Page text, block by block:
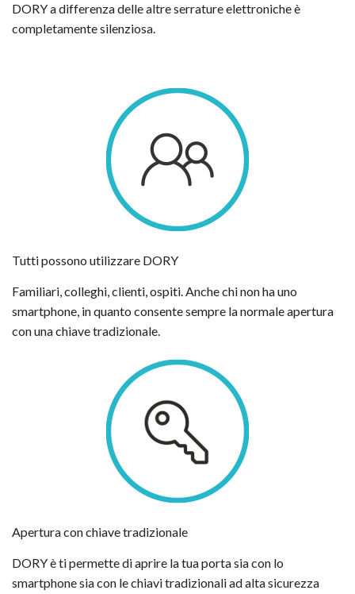
DORY a differenza delle altre serrature elettroniche è
completamente silenziosa.
Tutti possono utilizzare DORY
Familiari, colleghi, clienti, ospiti. Anche chi non ha uno
smartphone, in quanto consente sempre la normale apertura
con una chiave tradizionale.
Apertura con chiave tradizionale
DORY è ti permette di aprire la tua porta sia con lo
smartphone sia con le chiavi tradizionali ad alta sicurezza